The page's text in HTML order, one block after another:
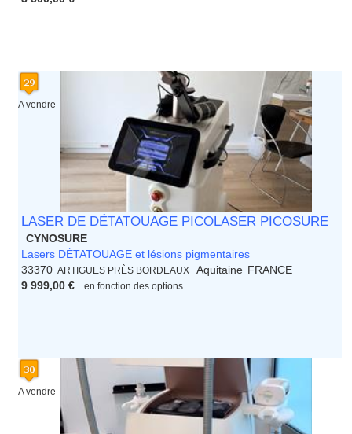
A vendre
LASER DE DÉTATOUAGE PICOLASER PICOSURE
CYNOSURE
Lasers DÉTATOUAGE et lésions pigmentaires
33370 ARTIGUES PRÈS BORDEAUX Aquitaine FRANCE
9 999,00 €
en fonction des options
A vendre